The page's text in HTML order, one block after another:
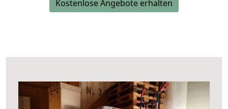
Kostenlose Angebote erhalten